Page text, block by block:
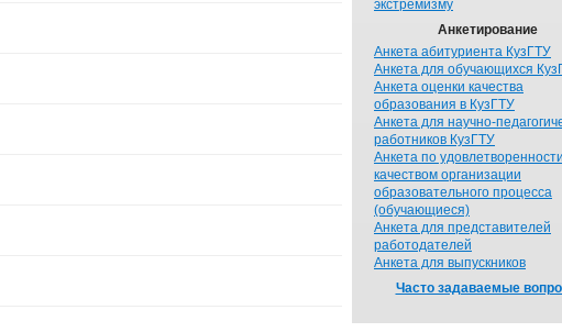
экстремизму
Анкетирование
Анкета абитуриента КузГТУ
Анкета для обучающихся
Анкета оценки качества
образования в КузГТУ
Анкета для научно-
работников КузГТУ
Анкета по
качеством организации
образовательного процесса
(обучающиеся)
Анкета для представителей
работодателей
Анкета для выпускников
Часто задаваемые